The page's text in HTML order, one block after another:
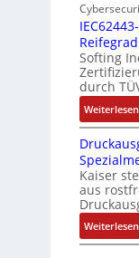
e
s
k
b
Softing
durch
Weiterlesen:
4
Kaiser
aus
Weiterlesen: